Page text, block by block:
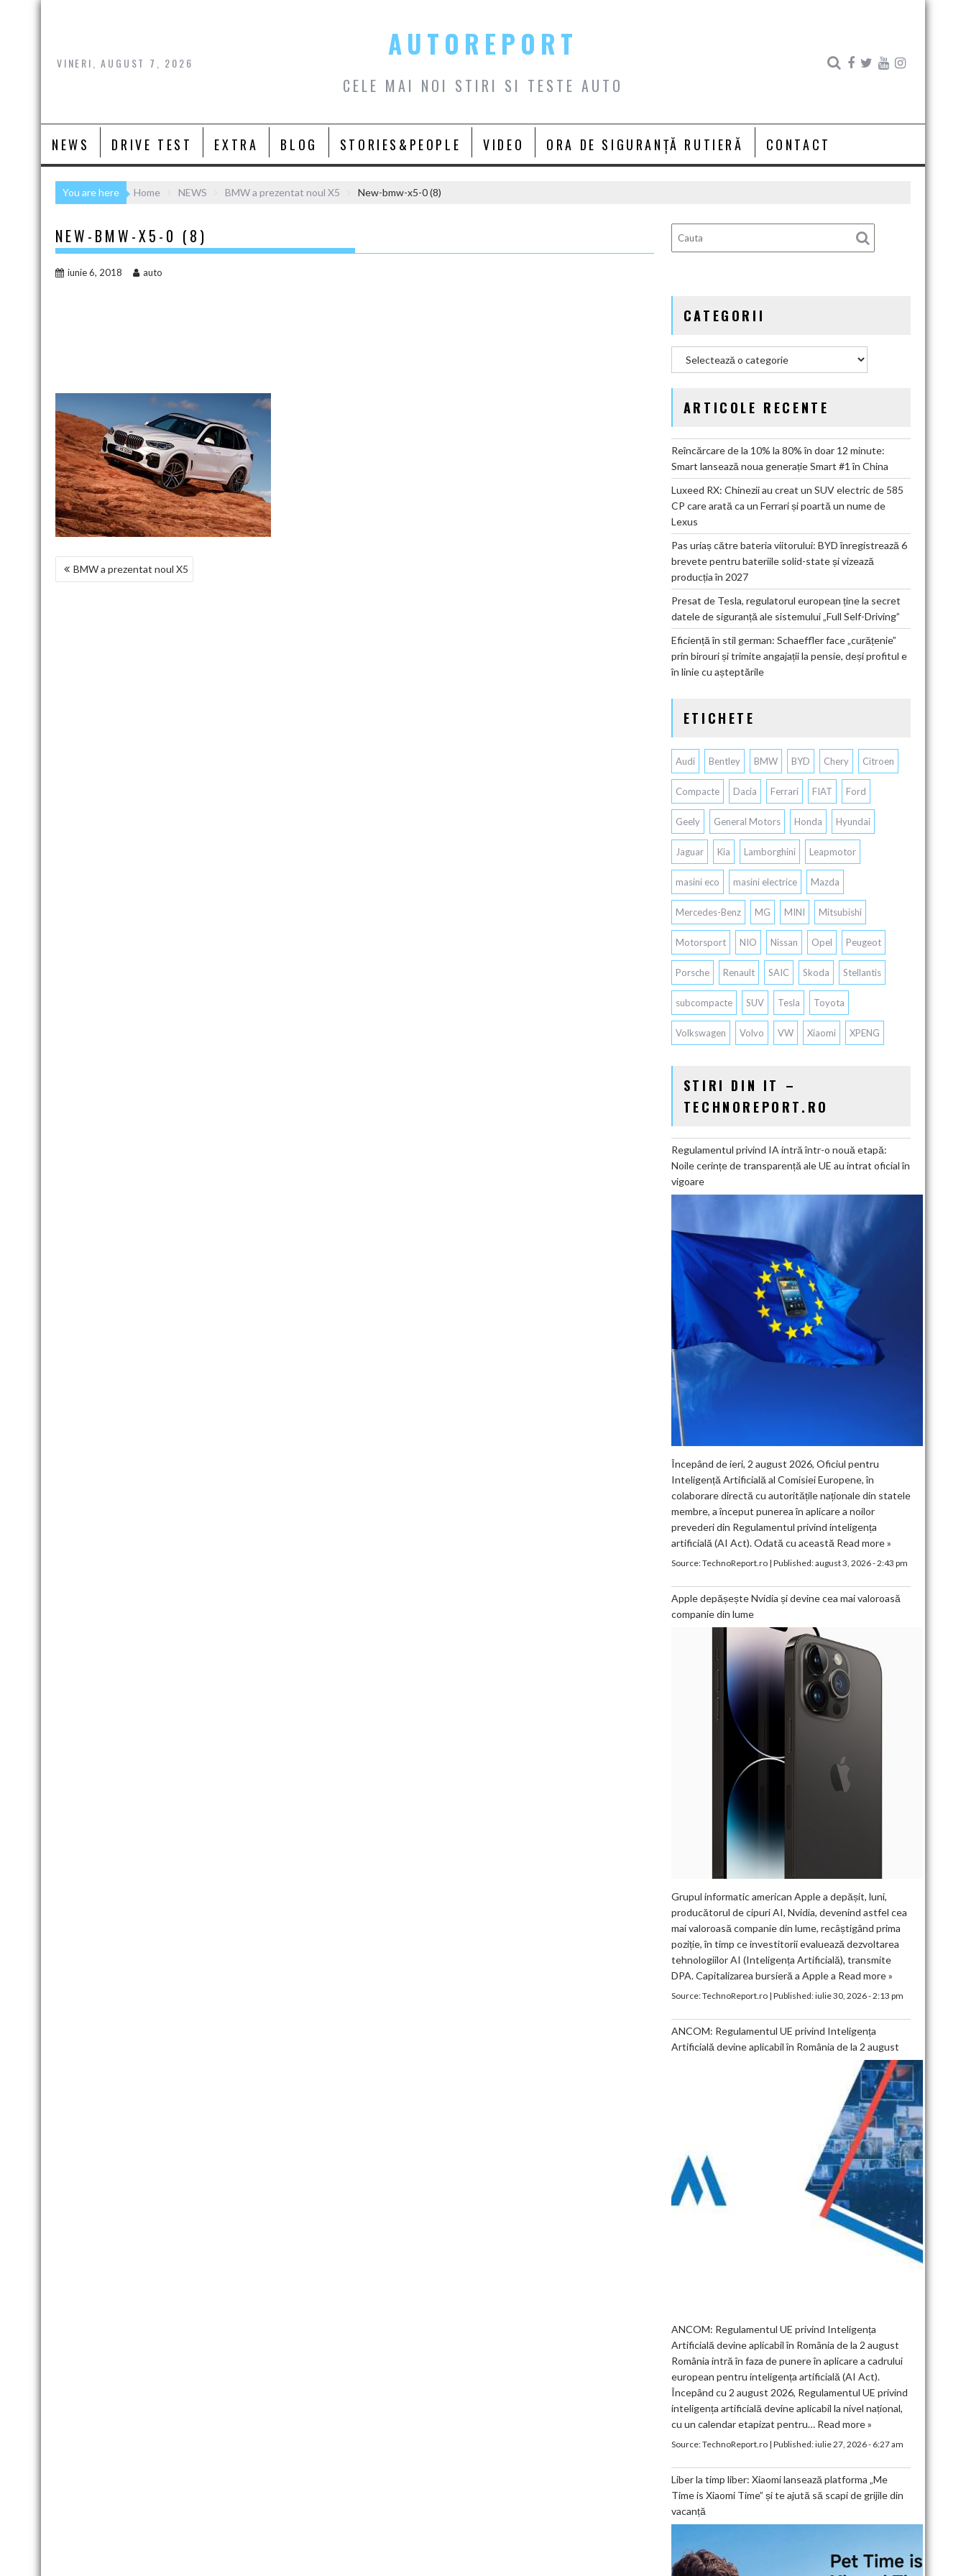
Skip
VINERI, AUGUST 7, 2026
AUTOREPORT
CELE MAI NOI STIRI SI TESTE AUTO
NEWS DRIVE TEST EXTRA BLOG STORIES&PEOPLE VIDEO ORA DE SIGURANȚĂ RUTIERĂ CONTACT
You are here Home NEWS BMW a prezentat noul X5 New-bmw-x5-0 (8)
NEW-BMW-X5-0 (8)
iunie 6, 2018 auto
NAVIGARE
BMW a prezentat noul X5
CATEGORII
ARTICOLE RECENTE
Reîncărcare de la 10% la 80% în doar 12 minute:
Smart lansează noua generație Smart #1 în China
Luxeed RX: Chinezii au creat un SUV electric de 585
CP care arată ca un Ferrari și poartă un nume de
Lexus
Pas uriaș către bateria viitorului: BYD înregistrează 6
brevete pentru bateriile solid-state și vizează
producția în 2027
Presat de Tesla, regulatorul european ține la secret
datele de siguranță ale sistemului „Full Self-Driving”
Eficiență în stil german: Schaeffler face „curățenie”
prin birouri și trimite angajații la pensie, deși profitul e
în linie cu așteptările
ETICHETE
Audi Bentley BMW BYD Chery Citroen
Compacte Dacia Ferrari FIAT Ford
Geely General Motors Honda Hyundai
Jaguar Kia Lamborghini Leapmotor
masini eco masini electrice Mazda
Mercedes-Benz MG MINI Mitsubishi
Motorsport NIO Nissan Opel Peugeot
Porsche Renault SAIC Skoda Stellantis
subcompacte SUV Tesla Toyota
Volkswagen Volvo VW Xiaomi XPENG
STIRI DIN IT –
TECHNOREPORT.RO
Regulamentul privind IA intră într-o nouă etapă:
Noile cerințe de transparență ale UE au intrat oficial în
vigoare
Începând de ieri, 2 august 2026, Oficiul pentru
Inteligență Artificială al Comisiei Europene, în
colaborare directă cu autoritățile naționale din statele
membre, a început punerea în aplicare a noilor
prevederi din Regulamentul privind inteligența
artificială (AI Act). Odată cu această Read more »
Source:TechnoReport.ro| Published:august 3, 2026 - 2:43 pm
Apple depășește Nvidia și devine cea mai valoroasă
companie din lume
Grupul informatic american Apple a depășit, luni,
producătorul de cipuri AI, Nvidia, devenind astfel cea
mai valoroasă companie din lume, recâștigând prima
poziție, în timp ce investitorii evaluează dezvoltarea
tehnologiilor AI (Inteligența Artificială), transmite
DPA. Capitalizarea bursieră a Apple a Read more »
Source:TechnoReport.ro| Published:iulie 30, 2026 - 2:13 pm
ANCOM: Regulamentul UE privind Inteligența
Artificială devine aplicabil în România de la 2 august
ANCOM: Regulamentul UE privind Inteligența
Artificială devine aplicabil în România de la 2 august
România intră în faza de punere în aplicare a cadrului
european pentru inteligența artificială (AI Act).
Începând cu 2 august 2026, Regulamentul UE privind
inteligența artificială devine aplicabil la nivel național,
cu un calendar etapizat pentru… Read more »
Source:TechnoReport.ro| Published:iulie 27, 2026 - 6:27 am
Liber la timp liber: Xiaomi lansează platforma „Me
Time is Xiaomi Time” și te ajută să scapi de grijile din
vacanță